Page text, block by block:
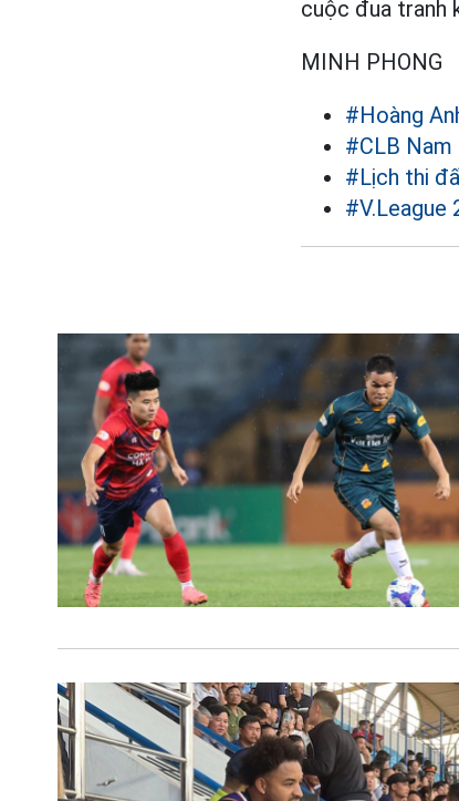
cuộc đua tranh
MINH PHONG
#Hoàng
#CLB Nam
#Lịch thi
#V.League